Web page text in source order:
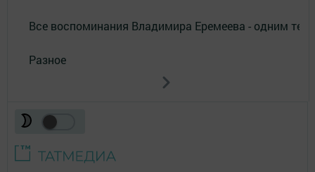
Все воспоминания Владимира Еремеева - одним
Разное